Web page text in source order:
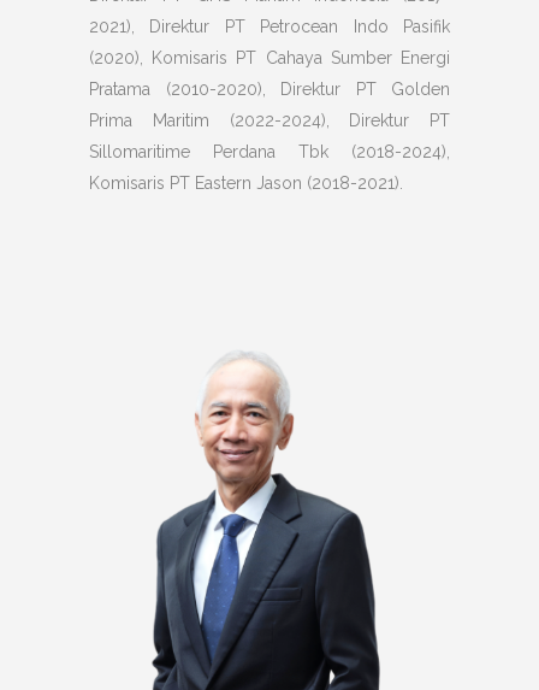
2021), Direktur PT Petrocean Indo Pasifik
(2020), Komisaris PT Cahaya Sumber Energi
Pratama (2010-2020), Direktur PT Golden
Prima Maritim (2022-2024), Direktur PT
Sillomaritime Perdana Tbk (2018-2024),
Komisaris PT Eastern Jason (2018-2021).